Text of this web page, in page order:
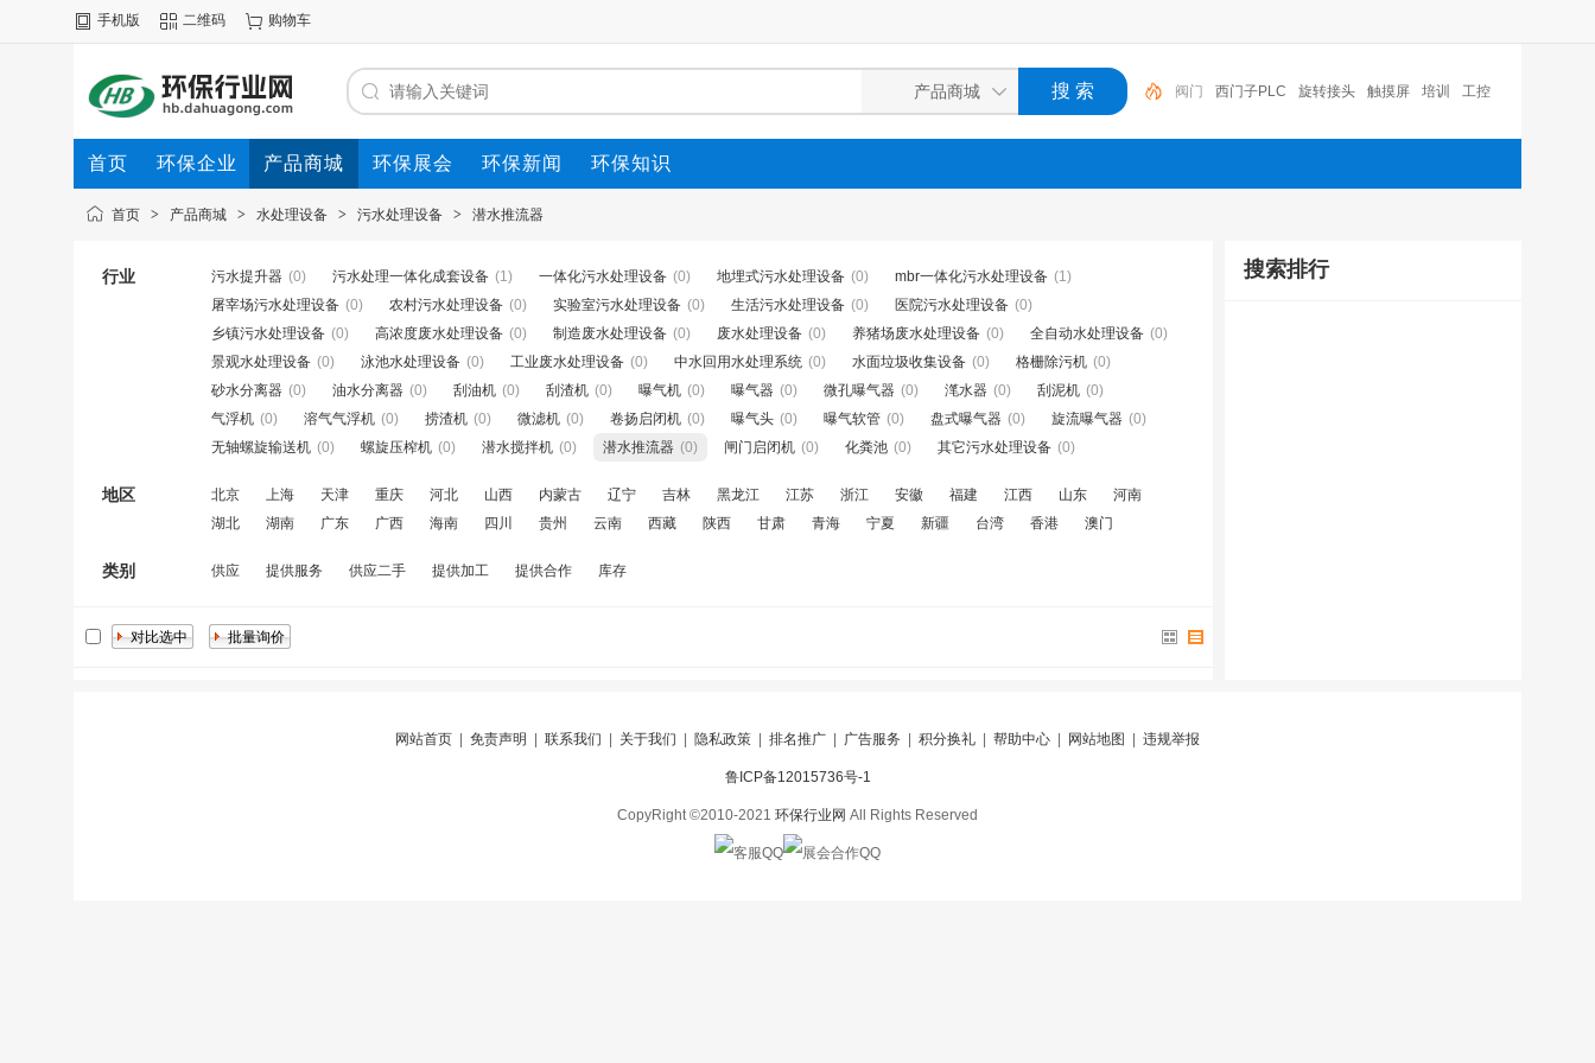
手机版 二维码 购物车
西门子PLC 旋转接头 触摸屏 培训 工控 工控机
变送器 球阀 plc 阀门
首页 环保企业 产品商城 环保展会 环保新闻 环保知识
首页 > 产品商城 > 水处理设备 > 污水处理设备 > 潜水推流器
行业 污水提升器 (0) 污水处理一体化成套设备 (1) 一体化污水处理设备 (0) 地埋式污水处理设备 (0) mbr一体化污水处理设备 (1)
屠宰场污水处理设备 (0) 农村污水处理设备 (0) 实验室污水处理设备 (0) 生活污水处理设备 (0) 医院污水处理设备 (0)
乡镇污水处理设备 (0) 高浓度废水处理设备 (0) 制造废水处理设备 (0) 废水处理设备 (0) 养猪场废水处理设备 (0) 全自动水处理设备 (0)
景观水处理设备 (0) 泳池水处理设备 (0) 工业废水处理设备 (0) 中水回用水处理系统 (0) 水面垃圾收集设备 (0) 格栅除污机 (0)
砂水分离器 (0) 油水分离器 (0) 刮油机 (0) 刮渣机 (0) 曝气机 (0) 曝气器 (0) 微孔曝气器 (0) 滗水器 (0) 刮泥机 (0)
气浮机 (0) 溶气气浮机 (0) 捞渣机 (0) 微滤机 (0) 卷扬启闭机 (0) 曝气头 (0) 曝气软管 (0) 盘式曝气器 (0) 旋流曝气器 (0)
无轴螺旋输送机 (0) 螺旋压榨机 (0) 潜水搅拌机 (0) 潜水推流器 (0) 闸门启闭机 (0) 化粪池 (0) 其它污水处理设备 (0)
地区 北京 上海 天津 重庆 河北 山西 内蒙古 辽宁 吉林 黑龙江 江苏 浙江 安徽 福建 江西 山东
河南
湖北
湖南 广东 广西 海南 四川 贵州 云南 西藏 陕西 甘肃 青海 宁夏 新疆 台湾 香港 澳门
类别 供应 提供服务 供应二手 提供加工 提供合作 库存
搜索排行
网站首页 免责声明 联系我们 关于我们 隐私政策 排名推广 广告服务 积分换礼 帮助中心 网站地图 违规举报
鲁ICP备12015736号-1
CopyRight ©2010-2021 环保行业网 All Rights Reserved